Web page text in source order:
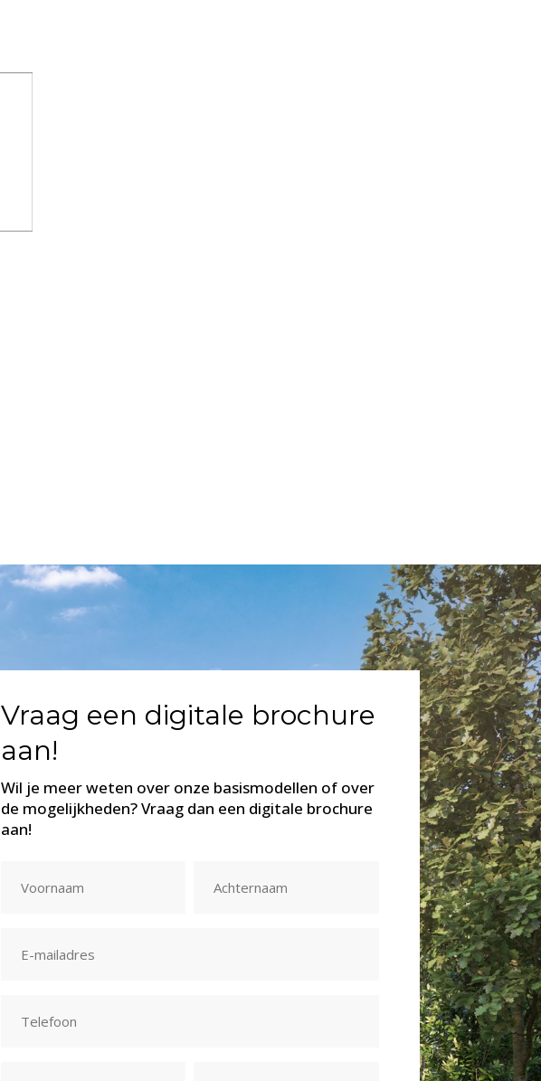
Vraag een digitale brochure
aan!
Wil je meer weten over onze basismodellen of over
de mogelijkheden? Vraag dan een digitale brochure
aan!
(Vereist)
mailadres
(Vereist)